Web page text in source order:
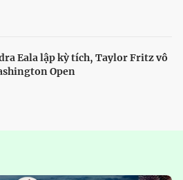
Eala lập kỳ tích, Taylor Fritz vô
Open